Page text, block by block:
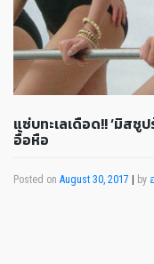
แซ่บทะเลเดือด!! ‘มิสซู
อื้อหือ
Posted on August 30, 2017 by